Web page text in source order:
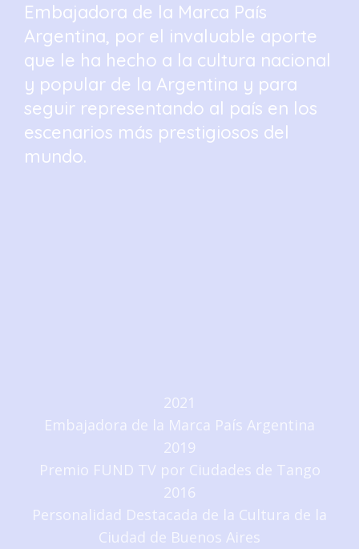
Embajadora de la Marca País
Argentina, por el invaluable aporte
que le ha hecho a la cultura nacional
y popular de la Argentina y para
seguir representando al país en los
escenarios más prestigiosos del
mundo.
2021
Embajadora de la Marca País Argentina
2019
Premio FUND TV por Ciudades de Tango
2016
Personalidad Destacada de la Cultura de la
Ciudad de Buenos Aires